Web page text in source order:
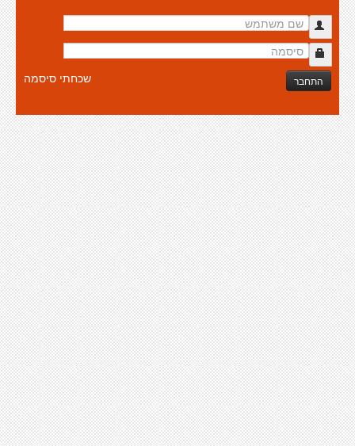
התחבר שכחתי סיסמה